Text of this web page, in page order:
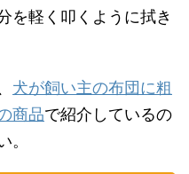
を軽く叩くように拭き
犬が飼い主の布団に粗
商品で紹介しているの
。